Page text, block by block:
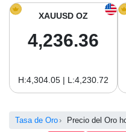
Precio del Oro hoy en
XAUUSD OZ
4,236.36
H:4,304.05 | L:4,230.72
Tasa de Oro Precio del Oro